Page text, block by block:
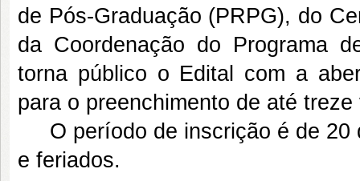
de Pós-Graduação (PRPG), do
da Coordenação do Programa
torna público o Edital com a
para o preenchimento de até
O período de inscrição é de 20
e feriados.